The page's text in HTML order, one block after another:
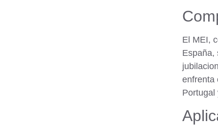
El MEI,
España,
enfrenta
Portugal